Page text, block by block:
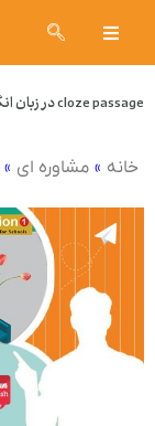
cloze passage در زبان انگلیسی
خانه » مشاوره ای »